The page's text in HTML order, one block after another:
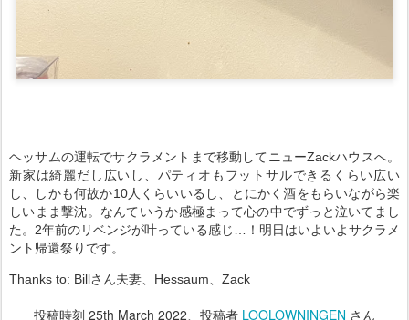
ヘッサムの運転でサクラメントまで移動してニューZackハウスへ。
新家は綺麗だし広いし、パティオもフットサルできるくらい広い
し、しかも何故か10人くらいいるし、とにかく酒をもらいながら楽
しいまま撃沈。なんていうか感極まって心の中でずっと泣いてまし
た。2年前のリベンジが叶っている感じ…！明日はいよいよサクラメ
ント帰還祭りです。
Thanks to: Billさん夫妻、Hessaum、Zack
投稿時刻 25th March 2022 、投稿者 LOOLOWNINGEN さん